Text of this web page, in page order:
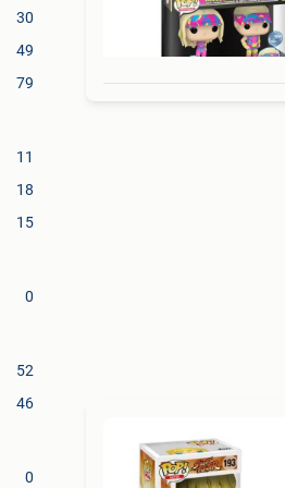
30
49
79
11
18
15
0
52
46
0